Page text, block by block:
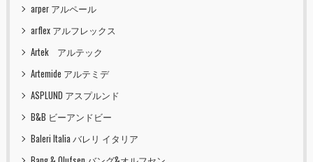
arper アルペール
arflex アルフレックス
Artek アルテック
Artemide アルテミデ
ASPLUND アスプルンド
B&B ビーアンドビー
Baleri Italia バレリ イタリア